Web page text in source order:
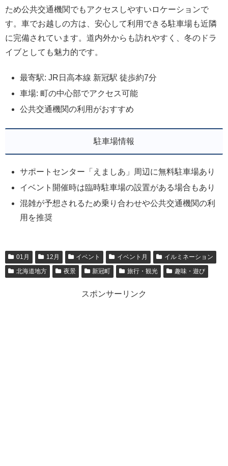
ため公共交通機関でもアクセスしやすいロケーションで
す。車でお越しの方は、安心して利用できる駐車場も近隣
に完備されています。道内外からも訪れやすく、冬のドラ
イブとしても魅力的です。
最寄駅: JR日高本線 新冠駅 徒歩約7分
車場: 町の中心部でアクセス可能
公共交通機関の利用がおすすめ
駐車場情報
サポートセンター「えましあ」周辺に無料駐車場あり
イベント開催時は臨時駐車場の設置がある場合もあり
混雑が予想されるため乗り合わせや公共交通機関の利
用を推奨
01月 12月 イベント イベント月
イルミネーション
北海道地方
夜景 新冠町 旅行・観光 趣味・遊び
スポンサーリンク